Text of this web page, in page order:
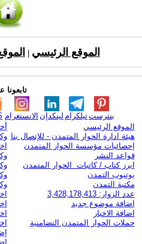
الموقع الرئيسي
تابعونا
الانستغرام لينكدإن تيلكرامبنترست
الموقع الرئيسي
هيئة ادارة الحوار المتمدن - للإتصال بنا
إحصائيات مؤسسة الحوار المتمدن
قواعد النشر
ابرز كتاب / كاتبات الحوار المتمدن
يوتيوب التمدن
مكتبة التمدن
عدد الزوار: 3,428,178,413
اضافة موضوع جديد
اضافة الاخبار
حملات الحوار المتمدن التضامنية